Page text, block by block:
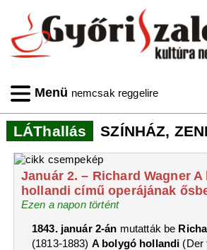
Menü nemcsak reggelire
LÁThallás SZÍNHÁZ,
Január 2. – Richard Wagner
hollandi című operájának
Ezen a napon történt
1843. január 2-án mutatták be
(1813-1883) A bolygó hollandi (Der